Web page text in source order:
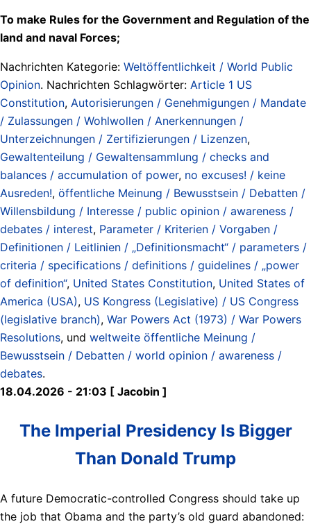
To make Rules for the Government and Regulation of the
land and naval Forces;
Nachrichten Kategorie: Weltöffentlichkeit / World Public
Opinion. Nachrichten Schlagwörter: Article 1 US
Constitution, Autorisierungen / Genehmigungen / Mandate
/ Zulassungen / Wohlwollen / Anerkennungen /
Unterzeichnungen / Zertifizierungen / Lizenzen,
Gewaltenteilung / Gewaltensammlung / checks and
balances / accumulation of power, no excuses! / keine
Ausreden!, öffentliche Meinung / Bewusstsein / Debatten /
Willensbildung / Interesse / public opinion / awareness /
debates / interest, Parameter / Kriterien / Vorgaben /
Definitionen / Leitlinien / „Definitionsmacht“ / parameters /
criteria / specifications / definitions / guidelines / „power
of definition“, United States Constitution, United States of
America (USA), US Kongress (Legislative) / US Congress
(legislative branch), War Powers Act (1973) / War Powers
Resolutions, und weltweite öffentliche Meinung /
Bewusstsein / Debatten / world opinion / awareness /
debates.
18.04.2026 - 21:03 [ Jacobin ]
The Imperial Presidency Is Bigger
Than Donald Trump
A future Democratic-controlled Congress should take up
the job that Obama and the party’s old guard abandoned: